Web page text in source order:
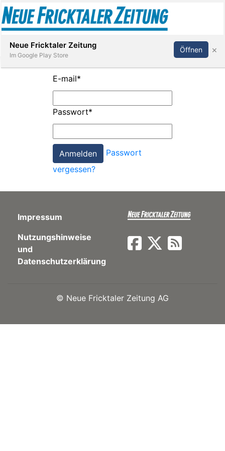
Paper
App
Abonnieren Anmelden
E-mail*
Passwort*
Passwort
vergessen?
Impressum
Nutzungshinweise
und
Datenschutzerklärung
© Neue Fricktaler Zeitung AG
Neue Fricktaler Zeitung
Im Google Play Store
Öffnen ×